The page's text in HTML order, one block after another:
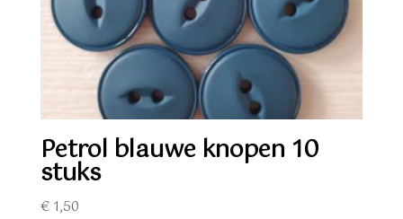
Petrol blauwe knopen 10
stuks
€1,50